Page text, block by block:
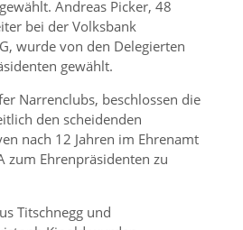
Andreas Picker, 48
bei der Volksbank
wurde von den Delegierten
gewählt.
Narrenclubs, beschlossen die
den scheidenden
nach 12 Jahren im Ehrenamt
zum Ehrenpräsidenten zu
Titschnegg und